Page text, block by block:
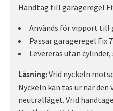
Handtag till garageregel
Används för vipport till
Passar garageregel Fix
Levereras utan
Låsning:Vrid nyckeln
Nyckeln kan tas ur när
neutralläget. Vrid